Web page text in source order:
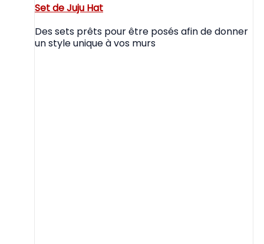
Set de Juju Hat
Des sets prêts pour être posés afin de donner
un style unique à vos murs